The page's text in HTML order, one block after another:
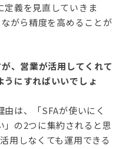
定義を見直していきま
がら精度を高めることが
、営業が活用してくれて
うにすればいいでしょ
由は、「SFAが使いにく
の2つに集約されると思
用しなくても運用できる